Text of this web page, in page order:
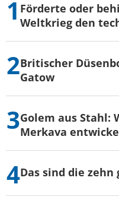
Förderte oder
Weltkrieg den
Britischer
Gatow
Golem aus Stahl:
Merkava
Das sind die